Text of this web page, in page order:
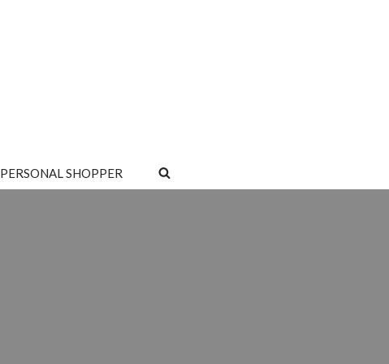
PERSONAL SHOPPER